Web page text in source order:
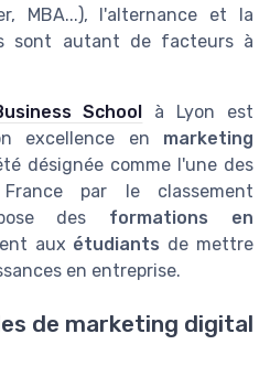
MBA...), l'alternance et la
sont autant de facteurs à
School à Lyon est
excellence en marketing
désignée comme l'une des
par le classement
des formations en
aux étudiants de mettre
en entreprise.
de marketing digital